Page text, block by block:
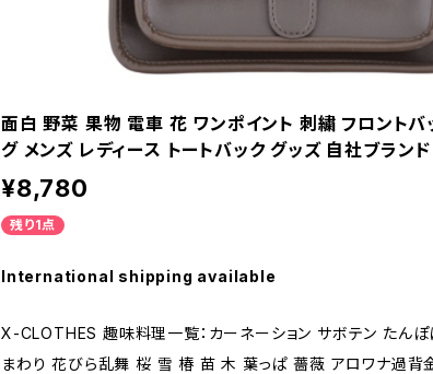
面白 野菜 果物 電車 花 ワンポイント 刺繍 フロントバ
グ メンズ レディース トートバック グッズ 自社ブ
¥8,780
残り1点
International shipping available
X-CLOTHES 趣味料理一覧：カーネーション サボテン たんぽ
まわり 花びら乱舞 桜 雪 椿 苗 木 葉っぱ 薔薇 アロワナ過背